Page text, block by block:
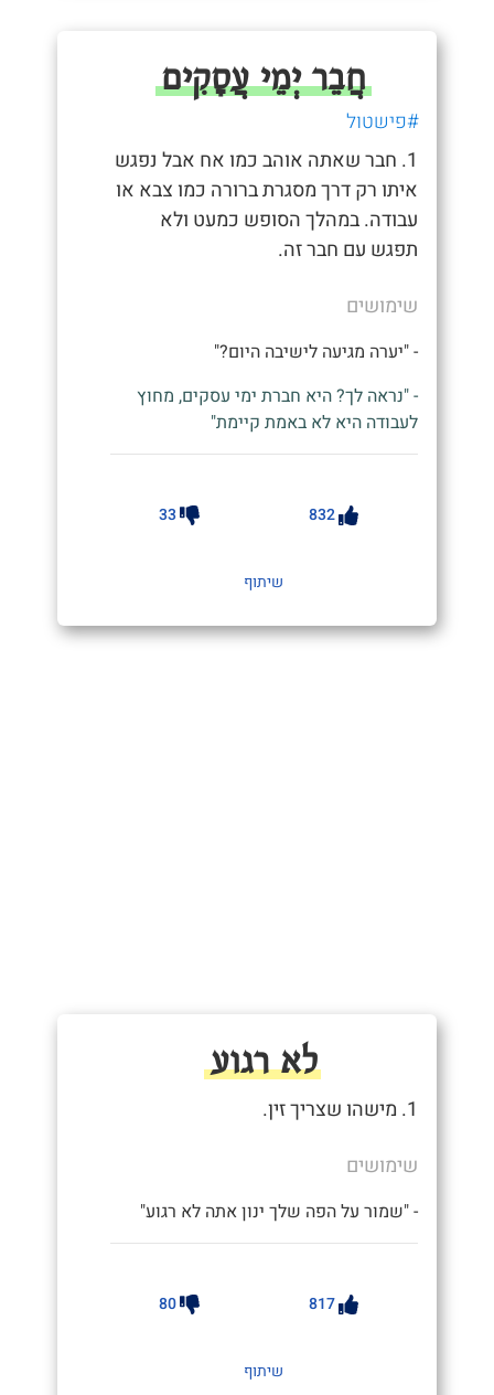
חֲבֵר יְמֵי עֲסָקִים
#פישטול
1. חבר שאתה אוהב כמו אח אבל נפגש
איתו רק דרך מסגרת ברורה כמו צבא או
עבודה. במהלך הסופש כמעט ולא
תפגש עם חבר זה.
שימושים
- "יערה מגיעה לישיבה היום?"
- "נראה לך? היא חברת ימי עסקים, מחוץ
לעבודה היא לא באמת קיימת"
832
33
שיתוף
לא רגוע
1. מישהו שצריך זין.
שימושים
- "שמור על הפה שלך ינון אתה לא רגוע"
817
80
שיתוף